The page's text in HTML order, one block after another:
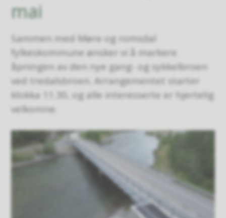
mai
Sammen med Møre og romsdal
fylkeskommune ønsker vi å markere
åpningen av den nye gang- og sykkelbroen
ved tredalsbroen. Arrangementet starter
klokka 11.30, og alle interesserte er hjertelig
velkomne.